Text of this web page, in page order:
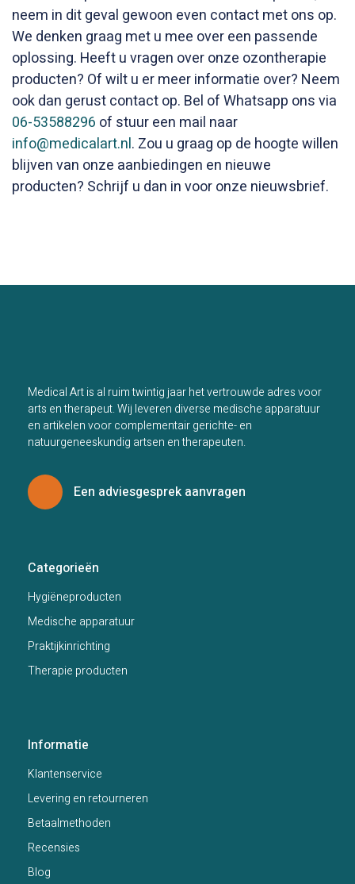
neem in dit geval gewoon even contact met ons op.
We denken graag met u mee over een passende
oplossing. Heeft u vragen over onze ozontherapie
producten? Of wilt u er meer informatie over? Neem
ook dan gerust contact op. Bel of Whatsapp ons via
06-53588296 of stuur een mail naar
info@medicalart.nl. Zou u graag op de hoogte willen
blijven van onze aanbiedingen en nieuwe
producten? Schrijf u dan in voor onze nieuwsbrief.
Medical Art is al ruim twintig jaar het vertrouwde adres voor
arts en therapeut. Wij leveren diverse medische apparatuur
en artikelen voor complementair gerichte- en
natuurgeneeskundig artsen en therapeuten.
Een adviesgesprek aanvragen
Categorieën
Hygiëneproducten
Medische apparatuur
Praktijkinrichting
Therapie producten
Informatie
Klantenservice
Levering en retourneren
Betaalmethoden
Recensies
Blog